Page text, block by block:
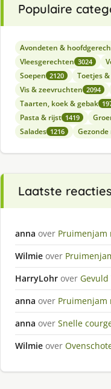
Populaire
Avondeten &
Vleesgerechten 3024
Soepen 2120 Toetjes
Vis & zeevruchten 2094
Taarten, koek & gebak
Pasta & rijst 1419
Salades 1216
Laatste reacties
anna over Pruimenjam
Wilmie over
HarryLohr over
anna over Pruimenjam
anna over Snelle
Wilmie over